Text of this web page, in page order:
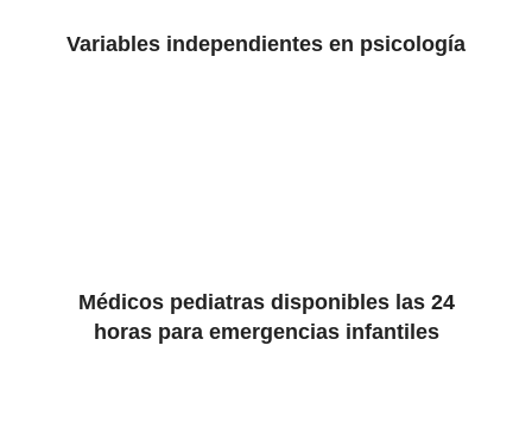
Variables independientes en psicología
Médicos pediatras disponibles las 24
horas para emergencias infantiles